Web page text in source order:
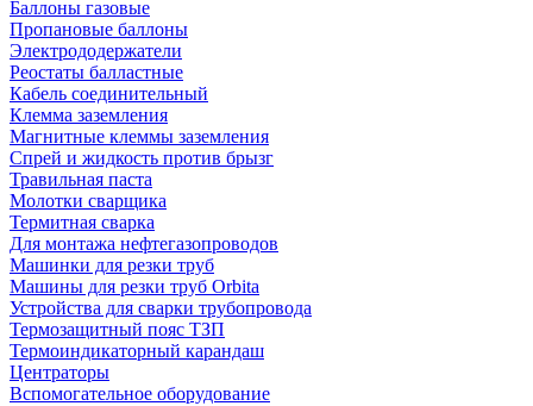
Баллоны газовые
Пропановые баллоны
Электрододержатели
Реостаты балластные
Кабель соединительный
Клемма заземления
Магнитные клеммы заземления
Спрей и жидкость против брызг
Травильная паста
Молотки сварщика
Термитная сварка
Для монтажа нефтегазопроводов
Машинки для резки труб
Машины для резки труб Orbita
Устройства для сварки трубопровода
Термозащитный пояс ТЗП
Термоиндикаторный карандаш
Центраторы
Вспомогательное оборудование